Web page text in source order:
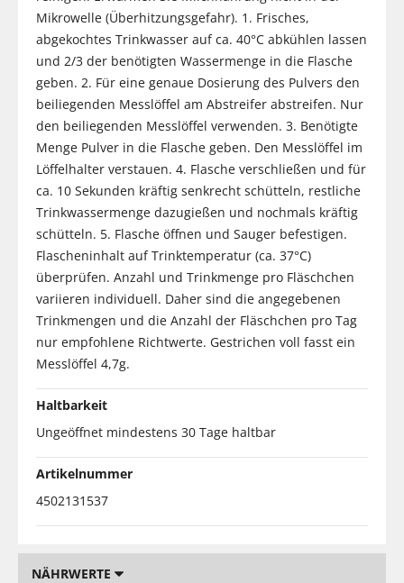
Mikrowelle (Überhitzungsgefahr). 1. Frisches,
abgekochtes Trinkwasser auf ca. 40°C abkühlen lassen
und 2/3 der benötigten Wassermenge in die Flasche
geben. 2. Für eine genaue Dosierung des Pulvers den
beiliegenden Messlöffel am Abstreifer abstreifen. Nur
den beiliegenden Messlöffel verwenden. 3. Benötigte
Menge Pulver in die Flasche geben. Den Messlöffel im
Löffelhalter verstauen. 4. Flasche verschließen und für
ca. 10 Sekunden kräftig senkrecht schütteln, restliche
Trinkwassermenge dazugießen und nochmals kräftig
schütteln. 5. Flasche öffnen und Sauger befestigen.
Flascheninhalt auf Trinktemperatur (ca. 37°C)
überprüfen. Anzahl und Trinkmenge pro Fläschchen
variieren individuell. Daher sind die angegebenen
Trinkmengen und die Anzahl der Fläschchen pro Tag
nur empfohlene Richtwerte. Gestrichen voll fasst ein
Messlöffel 4,7g.
Haltbarkeit
Ungeöffnet mindestens 30 Tage haltbar
Artikelnummer
4502131537
NÄHRWERTE